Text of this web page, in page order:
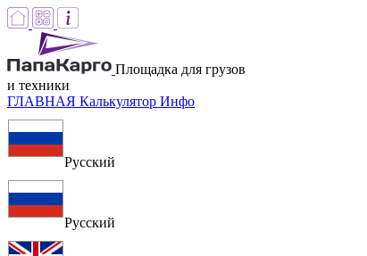
Площадка для грузов
и техники
ГЛАВНАЯ Калькулятор Инфо
Русский
Русский